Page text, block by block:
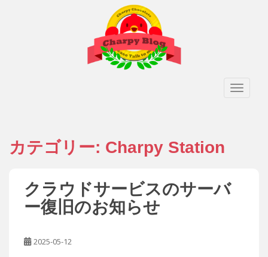
カテゴリー: Charpy Station
クラウドサービスのサーバ
ー復旧のお知らせ
2025-05-12